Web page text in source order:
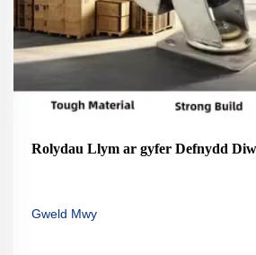
Rolydau Llym ar gyfer Defnydd
Gweld Mwy